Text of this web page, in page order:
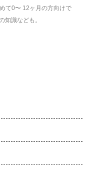
て0〜 12ヶ月の方向けで
知識なども。